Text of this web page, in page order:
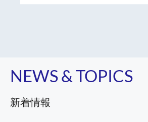
NEWS & TOPICS
新着情報